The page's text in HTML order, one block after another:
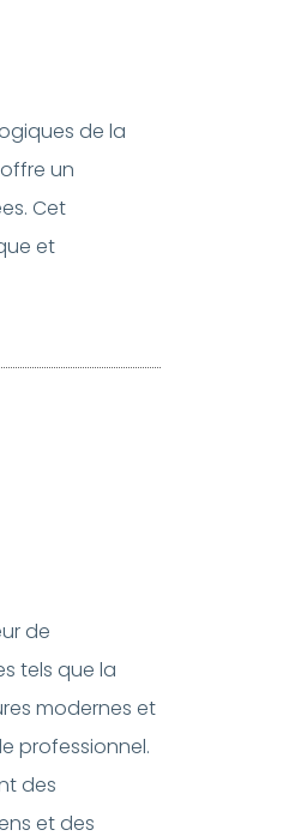
de la
un
Cet
et
de
tels que la
modernes et
professionnel.
des
et des